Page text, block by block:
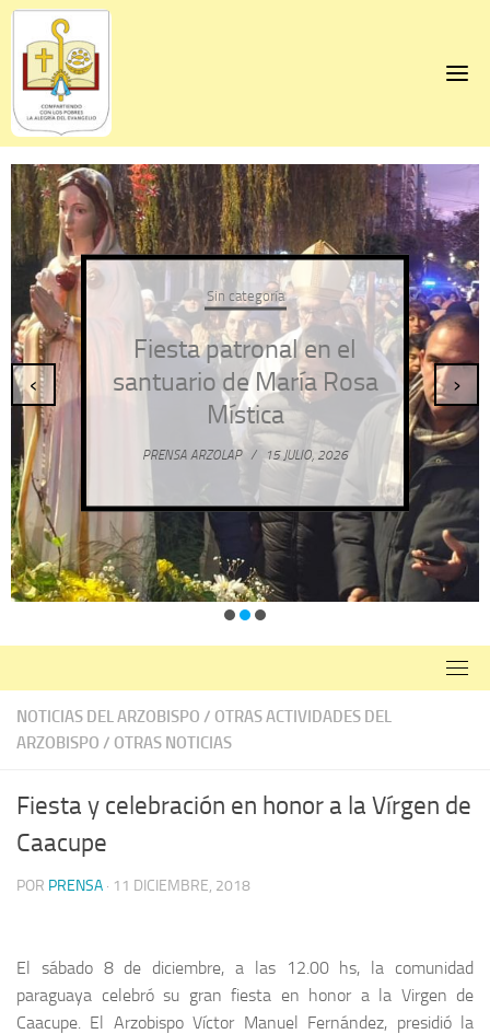
Skip
content
Sin categoría
Fiesta patronal en el
santuario de María Rosa
Mística
PRENSA ARZOLAP / 15 JULIO, 2026
‹ ›
NOTICIAS DEL ARZOBISPO / OTRAS ACTIVIDADES DEL
ARZOBISPO / OTRAS NOTICIAS
Fiesta y celebración en honor a la Vírgen de
Caacupe
POR PRENSA · 11 DICIEMBRE, 2018
El sábado 8 de diciembre, a las 12.00 hs, la comunidad
paraguaya celebró su gran fiesta en honor a la Virgen de
Caacupe. El Arzobispo Víctor Manuel Fernández, presidió la